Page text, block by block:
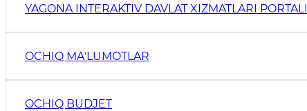
YAGONA INTERAKTIV DAVLAT XIZMATLARI PORTALI
OCHIQ MAʼLUMOTLAR
OCHIQ BUDJET